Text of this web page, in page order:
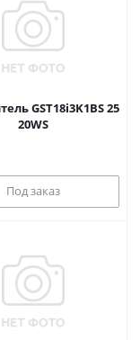
GST18i3K1BS 25
20WS
Под заказ